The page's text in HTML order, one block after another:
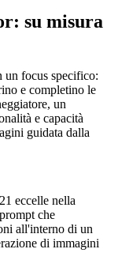
su misura
un focus specifico:
e completino le
un
e capacità
guidata dalla
eccelle nella
che
all'interno di un
di immagini